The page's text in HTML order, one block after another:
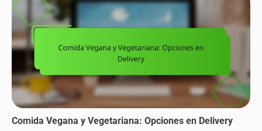
Comida Vegana y Vegetariana: Opciones en Delivery